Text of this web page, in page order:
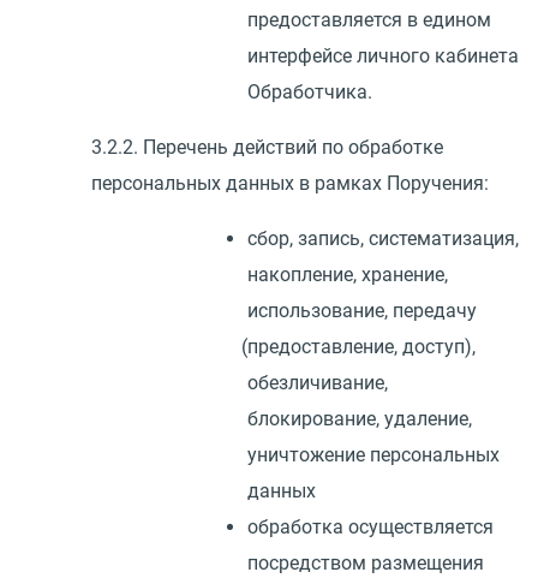
предоставляется в едином
интерфейсе личного кабинета
Обработчика.
3.2.2. Перечень действий по обработке
персональных данных в рамках Поручения:
сбор, запись, систематизация,
накопление, хранение,
использование, передачу
(предоставление, доступ),
обезличивание,
блокирование, удаление,
уничтожение персональных
данных
обработка осуществляется
посредством размещения